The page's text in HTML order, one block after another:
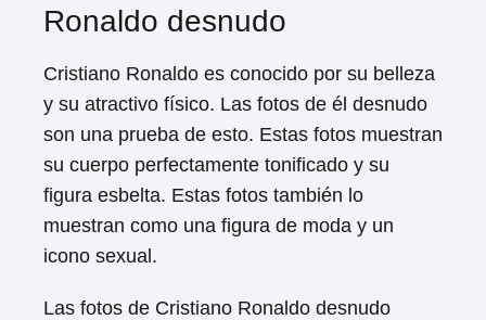
Ronaldo desnudo
Cristiano Ronaldo es conocido por su belleza
y su atractivo físico. Las fotos de él desnudo
son una prueba de esto. Estas fotos muestran
su cuerpo perfectamente tonificado y su
figura esbelta. Estas fotos también lo
muestran como una figura de moda y un
icono sexual.
Las fotos de Cristiano Ronaldo desnudo